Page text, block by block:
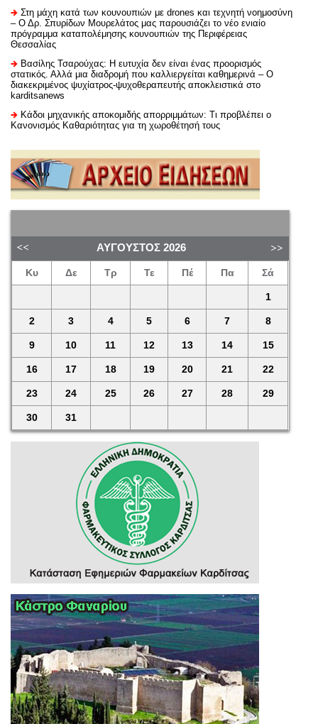
Στη μάχη κατά των κουνουπιών με drones και τεχνητή νοημοσύνη
– Ο Δρ. Σπυρίδων Μουρελάτος μας παρουσιάζει το νέο ενιαίο
πρόγραμμα καταπολέμησης κουνουπιών της Περιφέρειας
Θεσσαλίας
Βασίλης Τσαρούχας: Η ευτυχία δεν είναι ένας προορισμός
στατικός. Αλλά μια διαδρομή που καλλιεργείται καθημερινά – Ο
διακεκριμένος ψυχίατρος-ψυχοθεραπευτής αποκλειστικά στο
karditsanews
Κάδοι μηχανικής αποκομιδής απορριμμάτων: Τι προβλέπει ο
Κανονισμός Καθαριότητας για τη χωροθέτησή τους
ΑΎΓΟΥΣΤΟΣ 2026
Κυ Δε Τρ Τε Πέ Πα Σά
1
2 3 4 5 6 7 8
9 10 11 12 13 14 15
16 17 18 19 20 21 22
23 24 25 26 27 28 29
30 31